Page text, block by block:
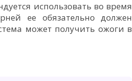
использовать во время
ее обязательно должен
может получить ожоги в